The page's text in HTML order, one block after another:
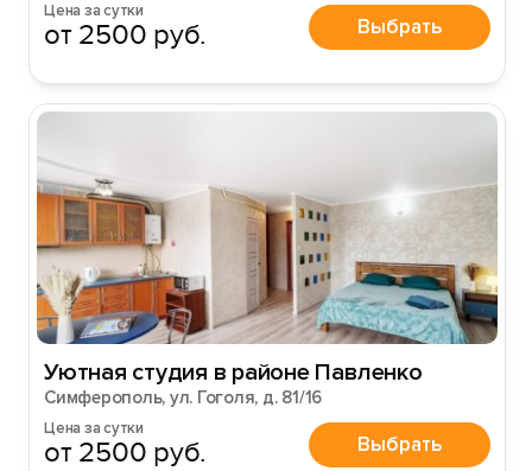
Цена за сутки
от 2500 руб. Выбрать
Уютная студия в районе Павленко
Симферополь, ул. Гоголя, д. 81/16
Цена за сутки
от 2500 руб. Выбрать
Вход на сайт
Зарегистрироваться